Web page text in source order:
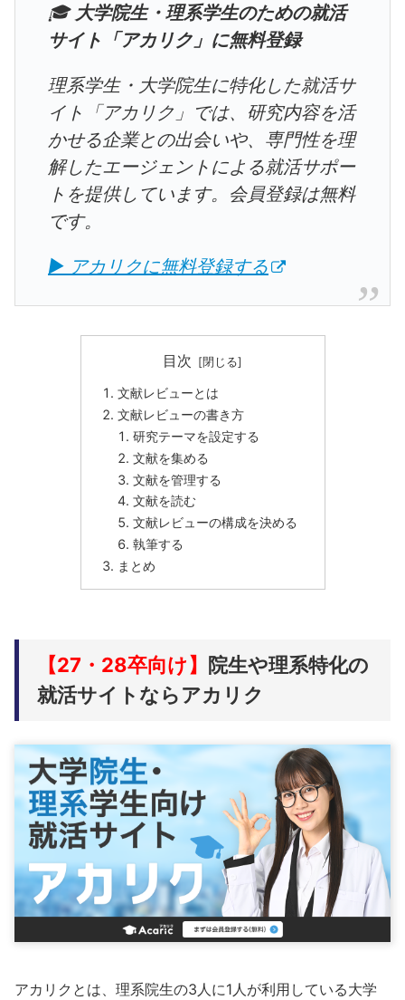
🎓 大学院生・理系学生のための就活
サイト「アカリク」に無料登録
理系学生・大学院生に特化した就活サ
イト「アカリク」では、研究内容を活
かせる企業との出会いや、専門性を理
解したエージェントによる就活サポー
トを提供しています。会員登録は無料
です。
▶ アカリクに無料登録する
目次
文献レビューとは
文献レビューの書き方
研究テーマを設定する
文献を集める
文献を管理する
文献を読む
文献レビューの構成を決める
執筆する
まとめ
【27・28卒向け】
院生や理系特化の
就活サイトならアカリク
アカリクとは、理系院生の3人に1人が利用している大学